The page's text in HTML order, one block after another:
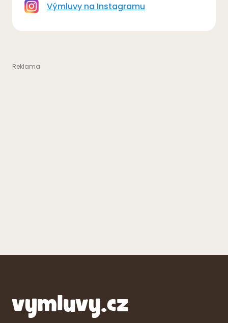
Výmluvy na Instagramu